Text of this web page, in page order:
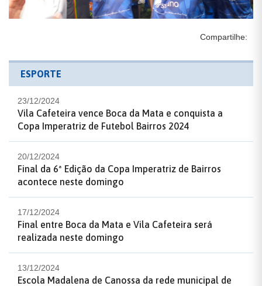
Compartilhe:
ESPORTE
23/12/2024
Vila Cafeteira vence Boca da Mata e conquista a
Copa Imperatriz de Futebol Bairros 2024
20/12/2024
Final da 6ª Edição da Copa Imperatriz de Bairros
acontece neste domingo
17/12/2024
Final entre Boca da Mata e Vila Cafeteira será
realizada neste domingo
13/12/2024
Escola Madalena de Canossa da rede municipal de